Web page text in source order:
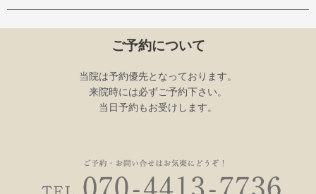
ご予約について
当院は予約優先となっております。
来院時には必ずご予約下さい。
当日予約もお受けします。